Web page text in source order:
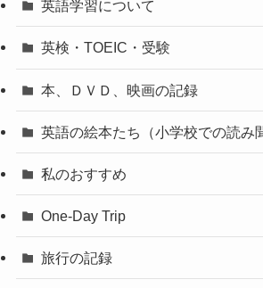
英語学習について
英検・TOEIC・受験
本、ＤＶＤ、映画の記録
英語の絵本たち（小学校での読み
私のおすすめ
One-Day Trip
旅行の記録